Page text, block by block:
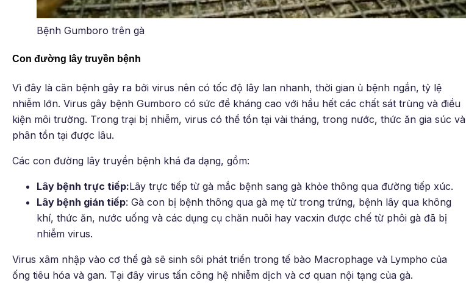
Bệnh Gumboro trên gà
Con đường lây truyền bệnh
Vì đây là căn bệnh gây ra bởi virus nên có tốc độ lây lan nhanh, thời gian ủ bệnh ngắn, tỷ lệ
nhiễm lớn. Virus gây bệnh Gumboro có sức đề kháng cao với hầu hết các chất sát trùng và điều
kiện môi trường. Trong trại bị nhiễm, virus có thể tồn tại vài tháng, trong nước, thức ăn gia súc và
phân tồn tại được lâu.
Các con đường lây truyền bệnh khá đa dạng, gồm:
Lây bệnh trực tiếp:Lây trực tiếp từ gà mắc bệnh sang gà khỏe thông qua đường tiếp xúc.
Lây bệnh gián tiếp: Gà con bị bệnh thông qua gà mẹ từ trong trứng, bệnh lây qua không
khí, thức ăn, nước uống và các dụng cụ chăn nuôi hay vacxin được chế từ phôi gà đã bị
nhiễm virus.
Virus xâm nhập vào cơ thể gà sẽ sinh sôi phát triển trong tế bào Macrophage và Lympho của
ống tiêu hóa và gan. Tại đây virus tấn công hệ nhiễm dịch và cơ quan nội tạng của gà.